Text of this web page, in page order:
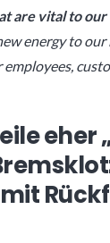
are vital to
energy to
eher